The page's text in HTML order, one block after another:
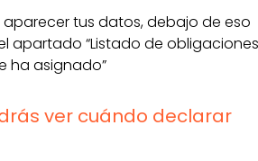
aparecer tus datos, debajo de eso
apartado “Listado de obligaciones
ha asignado”
ver cuándo declarar